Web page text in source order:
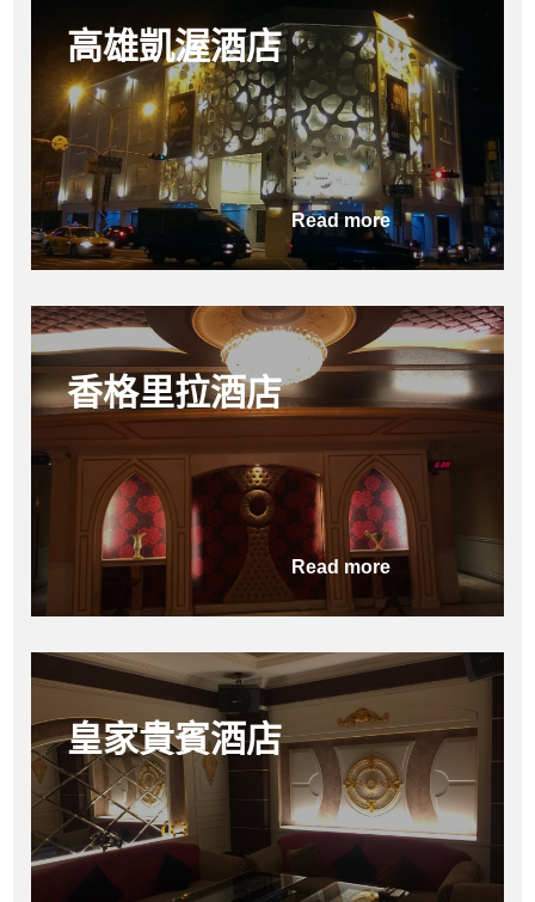
高雄凱渥酒店
Read more
香格里拉酒店
Read more
皇家貴賓酒店